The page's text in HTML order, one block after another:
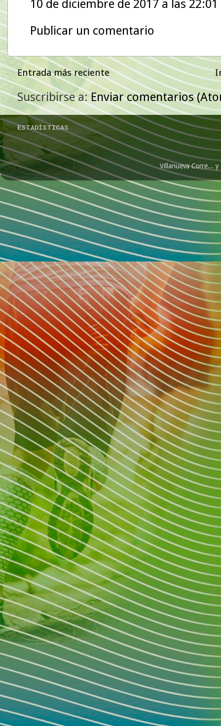
10 de diciembre de 2017 a las 22:01
Publicar un comentario
Entrada más reciente
Suscribirse a:Enviar comentarios
ESTADÍSTICAS
Villanueva Corre...